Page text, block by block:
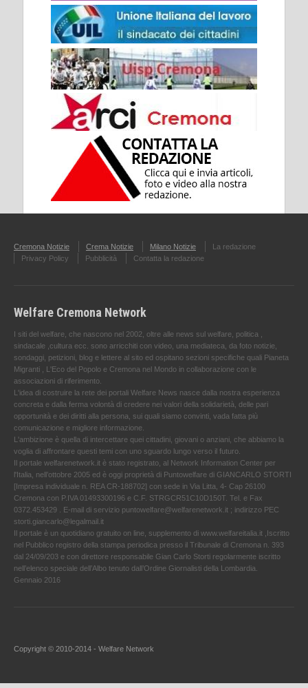
Cremona Notizie Crema Notizie Milano Notizie
La redazione
Privacy Policy
Pubblicità Contatta la redazione
Welfare Cremona Network
I siti del welfare, che nascono nel 2002, oltre alle news sul welfare, politica ,
sindacale ,cultura ecc. sono arricchiti con video, una mediateca, da foto notizie,
sondaggi, petizioni, blog e lettere al sito ed ospitano sezioni specifiche quali Pianeta
Migranti , L'Eco del Popolo e Cremona nel Mondo in collaborazione con le
associazioni di riferimento.
L'idea di costruire la rete dei portali Welfare News nasce dalla nostra esperienza
concreta e dalla ferma volontà di credere nei valori della solidarietà, delle pari
opportunità e dei diritti alla persona, sui quali siamo convinti, vada fatta più
comunicazione e migliore informazione.
L'ambizione è quella di intercettare quei cittadini, giovani o anziani, che abbiamo la
voglia di affrontare questi temi con uno sguardo lungo verso il futuro.
Il portale welfarenetwork.it è stato registrato, al Network Information Center per
l'Italia, nell’ottobre 2005 ed è oggi proprietà di Puntowelfare di GIANCARLO STORTI
[Impresa individuale n. REA CR-188702] con sede in Via Litta, 4- Cap 26100
Cremona con P.IVA 01493300196 e C.F. STRGCR51C10D150T. Tel. e Fax
0372.453429 . E-mail di servizio puntowelfare@welfarenetwork.it ; indirizzo PEC
storti.giancarlo@legalmail.it
Il portale è un quotidiano gratuito on line, supplemento di www.welfareitalia.it ,Iscritto
nel Pubblico registro della stampa periodica presso il Tribunale di Cremona n. 393
dal 24/09/203 e con direttore responsabile Gian Carlo Storti regolarmente iscritto
nell’elenco speciale dell’Albo tenuto dall’Ordine Giornalisti della Lombardia.
Gennaio 2016
Copyright © 2010-2014 - Welfare Network